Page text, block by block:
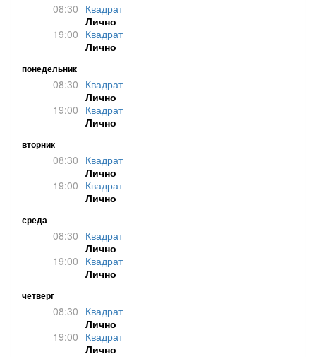
08:30 Квадрат
Лично
19:00 Квадрат
Лично
понедельник
08:30 Квадрат
Лично
19:00 Квадрат
Лично
вторник
08:30 Квадрат
Лично
19:00 Квадрат
Лично
среда
08:30 Квадрат
Лично
19:00 Квадрат
Лично
четверг
08:30 Квадрат
Лично
19:00 Квадрат
Лично